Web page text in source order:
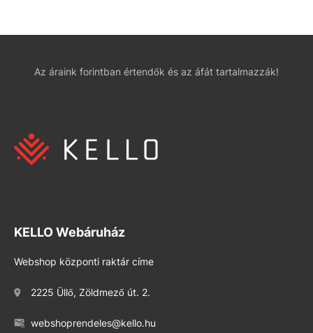
Az áraink forintban értendők és az áfát tartalmazzák!
KELLO Webáruház
Webshop központi raktár címe
2225 Üllő, Zöldmező út. 2.
webshoprendeles@kello.hu